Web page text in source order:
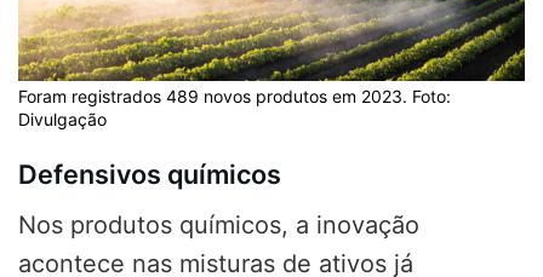
Foram registrados 489 novos produtos em 2023. Foto:
Divulgação
Defensivos químicos
Nos produtos químicos, a inovação
acontece nas misturas de ativos já